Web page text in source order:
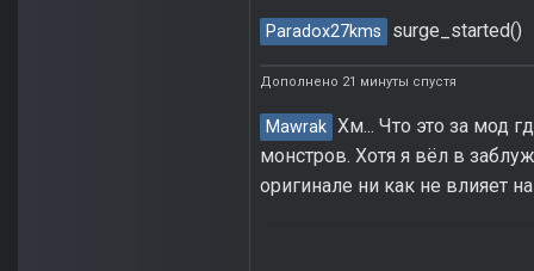
Paradox27kms surge_started()
Дополнено 21 минуты спустя
Mawrak Хм... Что это за мод
монстров. Хотя я вёл в
оригинале ни как не влияет